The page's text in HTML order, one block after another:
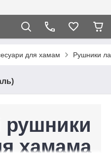
для хамам Рушники
рушники
хамама